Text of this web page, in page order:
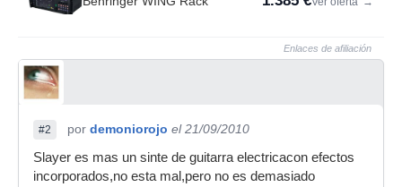
Enlaces de afiliación
#2 por demoniorojo el 21/09/2010
Slayer es mas un sinte de guitarra electricacon efectos
incorporados,no esta mal,pero no es demasiado